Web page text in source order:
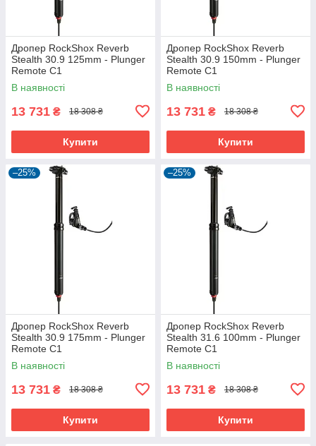
Дропер RockShox Reverb
Stealth 30.9 125mm - Plunger
Remote C1
В наявності
13 731 ₴ 18 308 ₴
Купити
Дропер RockShox Reverb
Stealth 30.9 150mm - Plunger
Remote C1
В наявності
13 731 ₴ 18 308 ₴
Купити
–25%
Дропер RockShox Reverb
Stealth 30.9 175mm - Plunger
Remote C1
В наявності
13 731 ₴ 18 308 ₴
Купити
–25%
Дропер RockShox Reverb
Stealth 31.6 100mm - Plunger
Remote C1
В наявності
13 731 ₴ 18 308 ₴
Купити